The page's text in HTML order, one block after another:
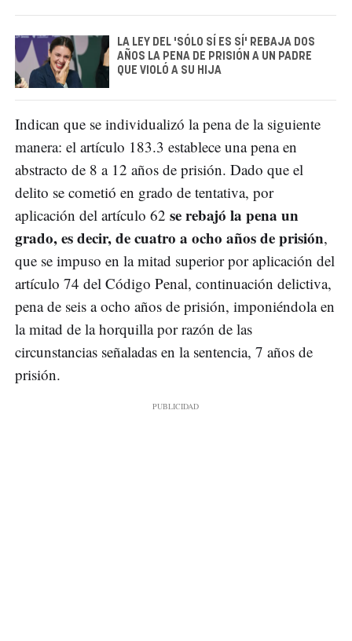
LA LEY DEL 'SÓLO SÍ ES SÍ' REBAJA DOS
AÑOS LA PENA DE PRISIÓN A UN PADRE
QUE VIOLÓ A SU HIJA
Indican que se individualizó la pena de la siguiente
manera: el artículo 183.3 establece una pena en
abstracto de 8 a 12 años de prisión. Dado que el
delito se cometió en grado de tentativa, por
aplicación del artículo 62 se rebajó la pena un
grado, es decir, de cuatro a ocho años de prisión,
que se impuso en la mitad superior por aplicación del
artículo 74 del Código Penal, continuación delictiva,
pena de seis a ocho años de prisión, imponiéndola en
la mitad de la horquilla por razón de las
circunstancias señaladas en la sentencia, 7 años de
prisión.